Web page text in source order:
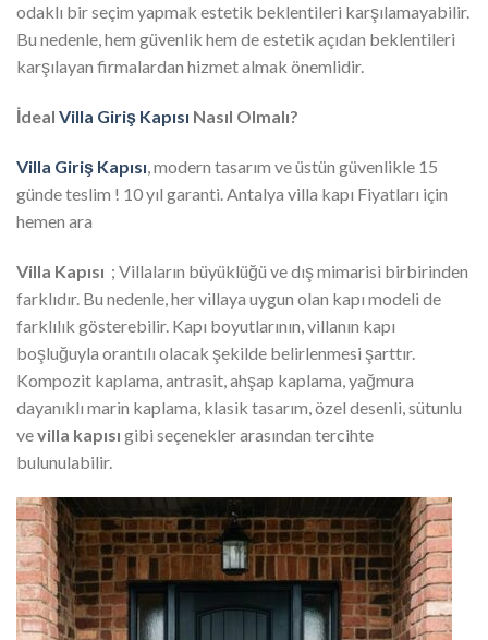
odaklı bir seçim yapmak estetik beklentileri karşılamayabilir.
Bu nedenle, hem güvenlik hem de estetik açıdan beklentileri
karşılayan firmalardan hizmet almak önemlidir.
İdeal Villa Giriş Kapısı Nasıl Olmalı?
Villa Giriş Kapısı , modern tasarım ve üstün güvenlikle 15
günde teslim ! 10 yıl garanti. Antalya villa kapı Fiyatları için
hemen ara
Villa Kapısı ; Villaların büyüklüğü ve dış mimarisi birbirinden
farklıdır. Bu nedenle, her villaya uygun olan kapı modeli de
farklılık gösterebilir. Kapı boyutlarının, villanın kapı
boşluğuyla orantılı olacak şekilde belirlenmesi şarttır.
Kompozit kaplama, antrasit, ahşap kaplama, yağmura
dayanıklı marin kaplama, klasik tasarım, özel desenli, sütunlu
vevilla kapısı gibi seçenekler arasından tercihte
bulunulabilir.